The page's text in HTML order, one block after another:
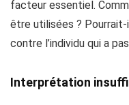
facteur essentiel.
être utilisées ?
contre l’individu qui a
Interprétation